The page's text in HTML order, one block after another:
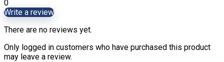
0
Write a review
There are no reviews yet.
Only logged in customers who have purchased this product
may leave a review.